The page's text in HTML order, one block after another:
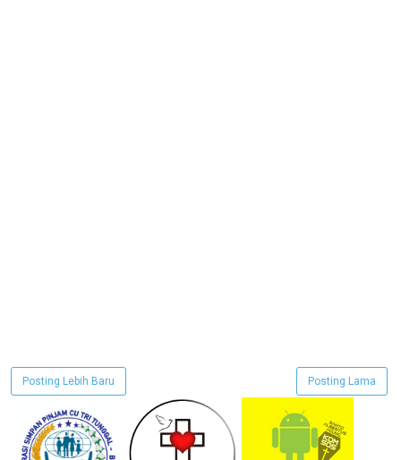
Posting Lebih Baru Posting Lama